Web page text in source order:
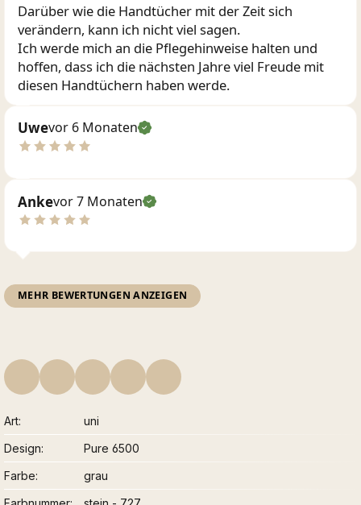
Darüber wie die Handtücher mit der Zeit sich
verändern, kann ich nicht viel sagen.
Ich werde mich an die Pflegehinweise halten und
hoffen, dass ich die nächsten Jahre viel Freude mit
diesen Handtüchern haben werde.
Uwevor 6 Monaten
Ankevor 7 Monaten
MEHR BEWERTUNGEN ANZEIGEN
Art
uni
Design
Pure 6500
Farbe
grau